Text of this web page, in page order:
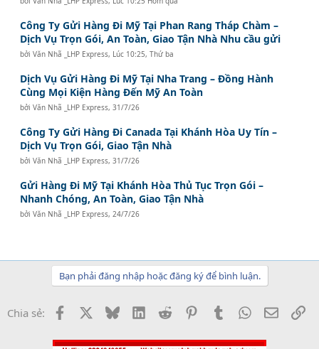
Công Ty Gửi Hàng Đi Mỹ Tại Phan Rang Tháp Chàm –
Dịch Vụ Trọn Gói, An Toàn, Giao Tận Nhà Nhu cầu gửi
bởiVăn Nhã _LHP Express, Lúc 10:25, Thứ ba
Dịch Vụ Gửi Hàng Đi Mỹ Tại Nha Trang – Đồng Hành
Cùng Mọi Kiện Hàng Đến Mỹ An Toàn
bởiVăn Nhã _LHP Express,31/7/26
Công Ty Gửi Hàng Đi Canada Tại Khánh Hòa Uy Tín –
Dịch Vụ Trọn Gói, Giao Tận Nhà
bởiVăn Nhã _LHP Express,31/7/26
Gửi Hàng Đi Mỹ Tại Khánh Hòa Thủ Tục Trọn Gói –
Nhanh Chóng, An Toàn, Giao Tận Nhà
bởiVăn Nhã _LHP Express,24/7/26
Bạn phải đăng nhập hoặc đăng ký để bình luận.
Chia sẻ: Facebook BlueskyLinkedInReddit PinterestTumblrWhatsApp
Email